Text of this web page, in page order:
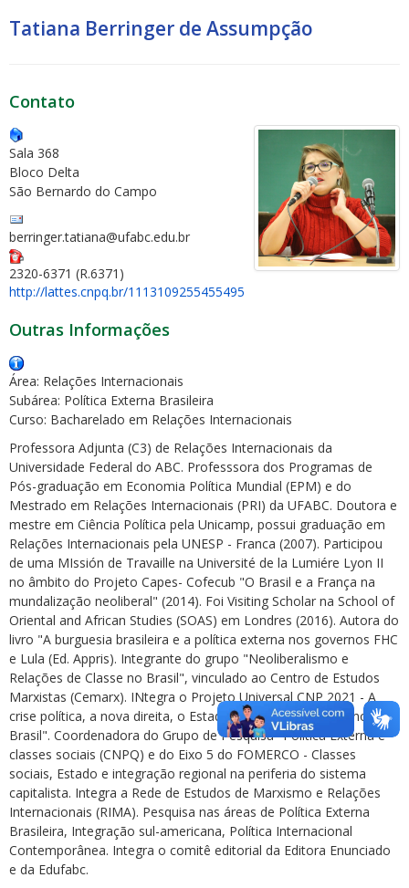
Tatiana Berringer de Assumpção
Contato
Sala 368
Bloco Delta
São Bernardo do Campo
berringer.tatiana@ufabc.edu.br
2320-6371 (R.6371)
http://lattes.cnpq.br/1113109255455495
Outras Informações
Área: Relações Internacionais
Subárea: Política Externa Brasileira
Curso: Bacharelado em Relações Internacionais
Professora Adjunta (C3) de Relações Internacionais da
Universidade Federal do ABC. Professsora dos Programas de
Pós-graduação em Economia Política Mundial (EPM) e do
Mestrado em Relações Internacionais (PRI) da UFABC. Doutora e
mestre em Ciência Política pela Unicamp, possui graduação em
Relações Internacionais pela UNESP - Franca (2007). Participou
de uma MIssión de Travaille na Université de la Lumiére Lyon II
no âmbito do Projeto Capes- Cofecub "O Brasil e a França na
mundalização neoliberal" (2014). Foi Visiting Scholar na School of
Oriental and African Studies (SOAS) em Londres (2016). Autora do
livro "A burguesia brasileira e a política externa nos governos FHC
e Lula (Ed. Appris). Integrante do grupo "Neoliberalismo e
Relações de Classe no Brasil", vinculado ao Centro de Estudos
Marxistas (Cemarx). INtegra o Projeto Universal CNP 2021 - A
crise política, a nova direita, o Estado e as classes sociais no
Brasil". Coordenadora do Grupo de Pesquisa "Política Externa e
classes sociais (CNPQ) e do Eixo 5 do FOMERCO - Classes
sociais, Estado e integração regional na periferia do sistema
capitalista. Integra a Rede de Estudos de Marxismo e Relações
Internacionais (RIMA). Pesquisa nas áreas de Política Externa
Brasileira, Integração sul-americana, Política Internacional
Contemporânea. Integra o comitê editorial da Editora Enunciado
e da Edufabc.